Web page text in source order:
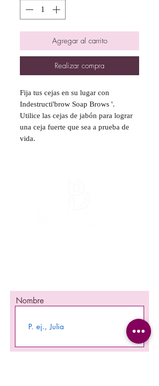
Agregar al carrito
Realizar compra
Fija tus cejas en su lugar con
Indestructi'brow Soap Brows '.
Utilice las cejas de jabón para lograr
una ceja fuerte que sea a prueba de
vida.
Nombre